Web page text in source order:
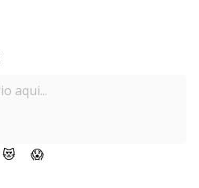
😻 😱